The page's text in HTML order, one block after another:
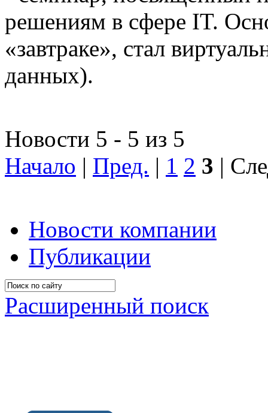
решениям в сфере IT.
«завтраке», стал
данных).
Новости 5 - 5 из 5
Начало | Пред. | 1 2 3 |
Новости компании
Публикации
Расширенный поиск